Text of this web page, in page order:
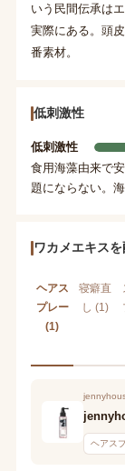
いう民間伝承は
実際にある。頭
番素材。
低刺激性
低刺激性
食用海藻由来で
題にならない。
ワカメエキス
ヘアス
プレー
(1)
寝癖直
し (1)
ヘアス